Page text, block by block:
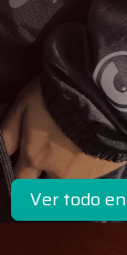
Ver todo